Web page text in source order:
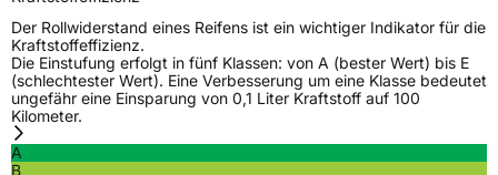
ZustandNeureifen
M+SJa
EU Label
EffizienzD
Der Rollwiderstand eines Reifens ist ein wichtiger Indikator für die
Kraftstoffeffizienz.
Die Einstufung erfolgt in fünf Klassen: von A (bester Wert) bis E
(schlechtester Wert). Eine Verbesserung um eine Klasse bedeutet
ungefähr eine Einsparung von 0,1 Liter Kraftstoff auf 100
Kilometer.
A
B